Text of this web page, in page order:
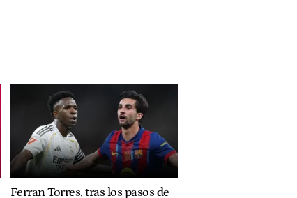
Ferran Torres, tras los pasos de